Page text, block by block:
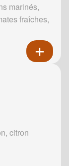
marinés,
fraîches,
citron